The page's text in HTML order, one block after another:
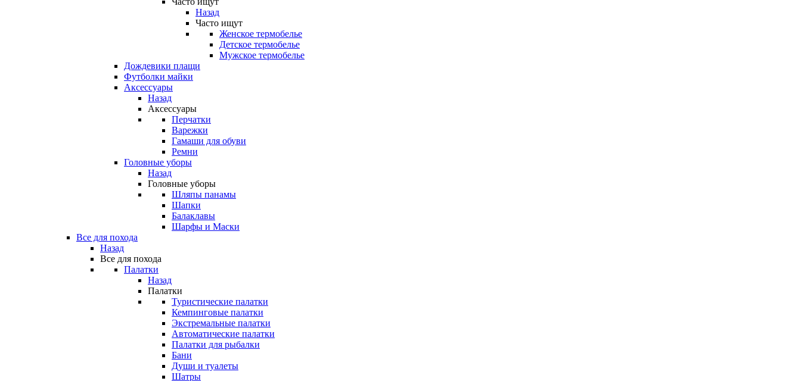
Назад
Часто ищут
Женское термобелье
Детское термобелье
Мужское термобелье
Дождевики плащи
Футболки майки
Аксессуары
Назад
Аксессуары
Перчатки
Варежки
Гамаши для обуви
Ремни
Головные уборы
Назад
Головные уборы
Шляпы панамы
Шапки
Балаклавы
Шарфы и Маски
Все для похода
Назад
Все для похода
Палатки
Назад
Палатки
Туристические палатки
Кемпинговые палатки
Экстремальные палатки
Автоматические палатки
Палатки для рыбалки
Бани
Души и туалеты
Шатры